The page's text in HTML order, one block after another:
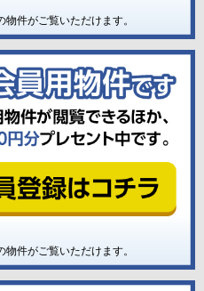
物件がご覧いただけます。
物件がご覧いただけます。